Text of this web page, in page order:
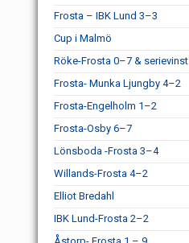
Frosta – IBK Lund 3–3
Cup i Malmö
Röke-Frosta 0–7 & serievinst
Frosta- Munka Ljungby 4–2
Frosta-Engelholm 1–2
Frosta-Osby 6–7
Lönsboda -Frosta 3–4
Willands-Frosta 4–2
Elliot Bredahl
IBK Lund-Frosta 2–2